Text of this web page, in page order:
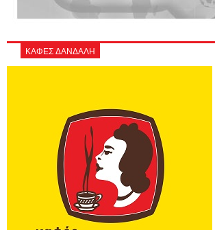
ΚΑΦΕΣ ΔΑΝΔΑΛΗ